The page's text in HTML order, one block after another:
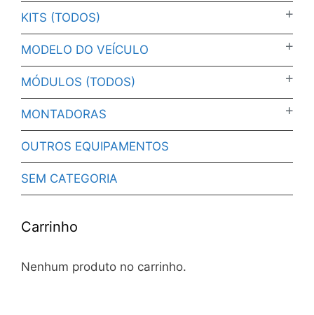
KITS (TODOS)
MODELO DO VEÍCULO
MÓDULOS (TODOS)
MONTADORAS
OUTROS EQUIPAMENTOS
SEM CATEGORIA
Carrinho
Nenhum produto no carrinho.